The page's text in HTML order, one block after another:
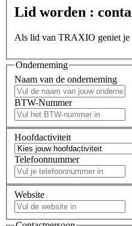
Lid worden :
Als lid van TRAXIO geniet je
Onderneming
Naam van de onderneming
BTW-Nummer
Hoofdactiviteit
Telefoonnummer
Website